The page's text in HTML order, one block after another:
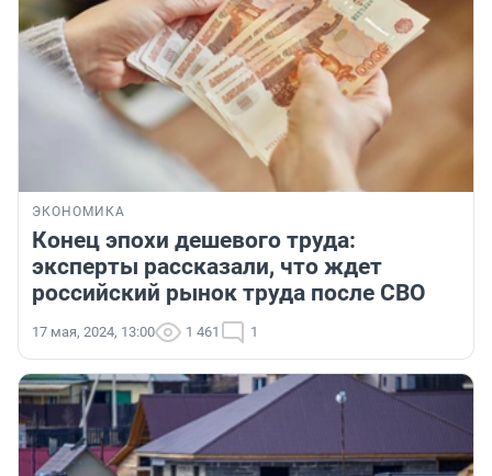
ЭКОНОМИКА
Конец эпохи дешевого труда:
эксперты рассказали, что ждет
российский рынок труда после СВО
17 мая, 2024, 13:00 1 461 1